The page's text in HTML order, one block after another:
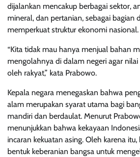
dijalankan mencakup berbagai sektor,
mineral, dan pertanian, sebagai bagian
memperkuat struktur ekonomi nasional.
“Kita tidak mau hanya menjual bahan
mengolahnya di dalam negeri agar
oleh rakyat,” kata Prabowo.
Kepala negara menegaskan bahwa
alam merupakan syarat utama bagi
mandiri dan berdaulat. Menurut
menunjukkan bahwa kekayaan
incaran kekuatan asing. Oleh karena
bentuk keberanian bangsa untuk